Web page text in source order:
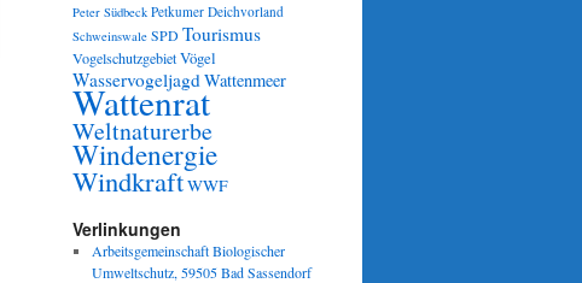
Peter Südbeck Petkumer Deichvorland
Schweinswale SPDTourismus
VogelschutzgebietVögel
WasservogeljagdWattenmeer
Wattenrat
Weltnaturerbe
Windenergie
WindkraftWWF
Verlinkungen
Arbeitsgemeinschaft Biologischer
Umweltschutz, 59505 Bad Sassendorf